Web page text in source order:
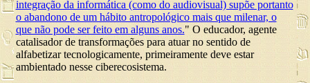
integração da informática (como do audiovisual) supõe portanto
o abandono de um hábito antropológico mais que milenar, o
que não pode ser feito em alguns anos." O educador, agente
catalisador de transformações para atuar no sentido de
alfabetizar tecnologicamente, primeiramente deve estar
ambientado nesse ciberecosistema.